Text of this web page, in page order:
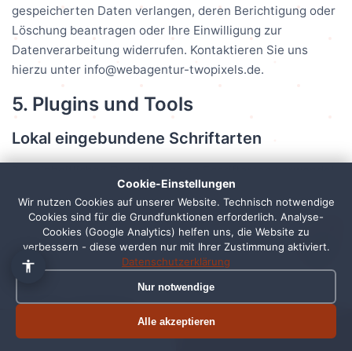
gespeicherten Daten verlangen, deren Berichtigung oder
Löschung beantragen oder Ihre Einwilligung zur
Datenverarbeitung widerrufen. Kontaktieren Sie uns
hierzu unter info@webagentur-twopixels.de.
5. Plugins und Tools
Lokal eingebundene Schriftarten
diese Seite sogenannte Web Fonts, die lokal gehostet
werden. Beim Aufruf einer Seite lädt Ihr Browser die
benötigten Fonts aus unserem lokalen Speicher. Eine
Verbindung zu externen Servern findet dabei nicht statt,
wodurch Ihre IP-Adresse nicht an Dritte übermittelt wird.
Google Analytics
Diese Website nutzt nach Ihrer ausdrücklichen
Cookie-Einstellungen
Wir nutzen Cookies auf unserer Website. Technisch notwendige
Cookies sind für die Grundfunktionen erforderlich. Analyse-
Cookies (Google Analytics) helfen uns, die Website zu
verbessern - diese werden nur mit Ihrer Zustimmung aktiviert.
Datenschutzerklärung
Nur notwendige
Alle akzeptieren
👋 Hallo, ich bin Pixi!
einfach, ich antworte sofort.